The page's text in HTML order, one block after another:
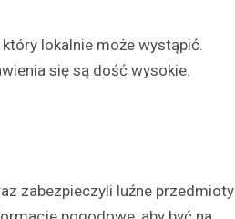
lokalnie może wystąpić.
się są dość wysokie.
zabezpieczyli luźne przedmioty
rodzinny w Moszczenicy:
zakończenie sezonu
i atrakcjami
sportowy w UKS Orzeł Moszczenica.